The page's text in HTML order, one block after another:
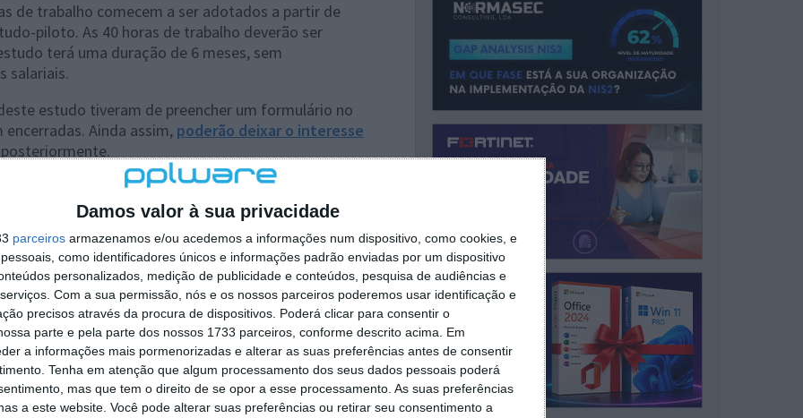
Damos valor à sua privacidade
parceiros armazenamos e/ou acedemos a informações num dispositivo, como cookies, e
como identificadores únicos e informações padrão enviadas por um dispositivo
personalizados, medição de publicidade e conteúdos, pesquisa de audiências e
Com a sua permissão, nós e os nossos parceiros poderemos usar identificação e
precisos através da procura de dispositivos. Poderá clicar para consentir o
parte e pela parte dos nossos 1733 parceiros, conforme descrito acima. Em
a informações mais pormenorizadas e alterar as suas preferências antes de consentir
Tenha em atenção que algum processamento dos seus dados pessoais poderá
mas que tem o direito de se opor a esse processamento. As suas preferências
a este website. Você pode alterar suas preferências ou retirar seu consentimento a
de trabalho comecem a ser adotados a partir de
piloto. As 40 horas de trabalho deverão ser
terá uma duração de 6 meses, sem
salariais.
estudo tiveram de preencher um formulário no
Ainda assim, poderão deixar o interesse
de 2023, as empresas poderão "refletir sobre
nova organização, voltar à semana de cinco dias ou
tem mais de um ano
no Google Notícias